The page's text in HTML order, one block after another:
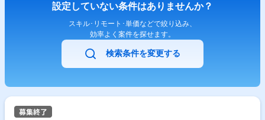
設定していない条件はありませんか？
スキル･リモート･単価などで絞り込み、
効率よく案件を探せます。
検索条件を変更する